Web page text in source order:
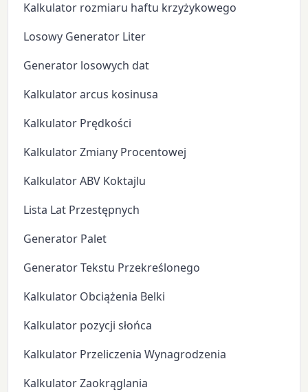
Kalkulator rozmiaru haftu krzyżykowego
Losowy Generator Liter
Generator losowych dat
Kalkulator arcus kosinusa
Kalkulator Prędkości
Kalkulator Zmiany Procentowej
Kalkulator ABV Koktajlu
Lista Lat Przestępnych
Generator Palet
Generator Tekstu Przekreślonego
Kalkulator Obciążenia Belki
Kalkulator pozycji słońca
Kalkulator Przeliczenia Wynagrodzenia
Kalkulator Zaokrąglania